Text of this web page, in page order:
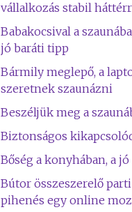
vállalkozás stabil
Babakocsival a
jó baráti tipp
Bármily meglepő, a
szeretnek szaunázni
Beszéljük meg a
Biztonságos
Bőség a konyhában, a
Bútor összeszerelő
pihenés egy online